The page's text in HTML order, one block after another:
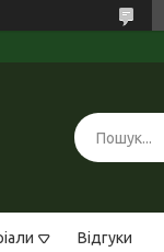
Відгуки